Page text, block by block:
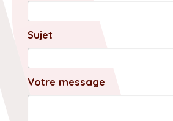
Sujet
Votre message